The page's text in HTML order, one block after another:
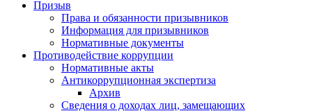
Призыв
Права и обязанности призывников
Информация для призывников
Нормативные документы
Противодействие коррупции
Нормативные акты
Антикоррупционная экспертиза
Архив
Сведения о доходах лиц, замещающих